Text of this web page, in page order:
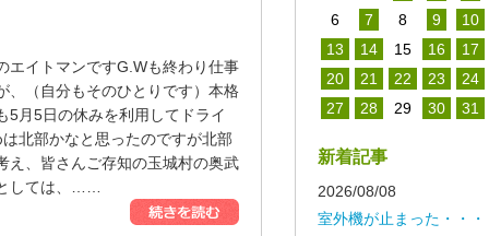
エイトマンですG.Wも終わり仕事
、（自分もそのひとりです）本格
5月5日の休みを利用してドライ
北部かなと思ったのですが北部
え、皆さんご存知の玉城村の奥武
しては、……
6
7 8 9 10
13
14 15 16 17
20
21 22 23 24
27
28 29 30 31
新着記事
2026/08/08
室外機が止まった・・・